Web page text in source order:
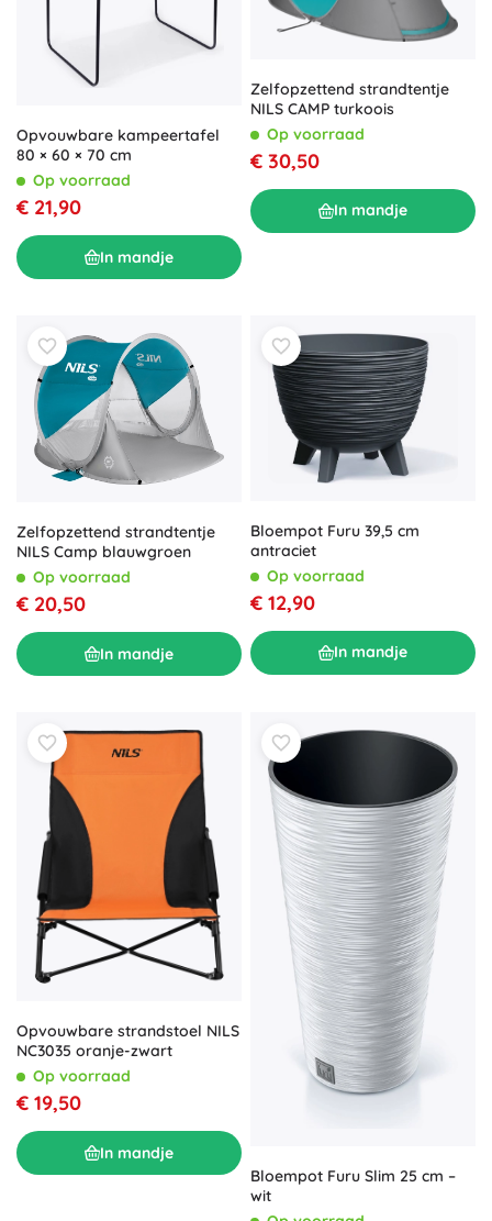
Opvouwbare kampeertafel
80 × 60 × 70 cm
Op voorraad
€ 21,90
In mandje
Zelfopzettend strandtentje
NILS CAMP turkoois
Op voorraad
€ 30,50
In mandje
Zelfopzettend strandtentje
NILS Camp blauwgroen
Op voorraad
€ 20,50
In mandje
Bloempot Furu 39,5 cm
antraciet
Op voorraad
€ 12,90
In mandje
Opvouwbare strandstoel NILS
NC3035 oranje-zwart
Op voorraad
€ 19,50
In mandje
Bloempot Furu Slim 25 cm –
wit